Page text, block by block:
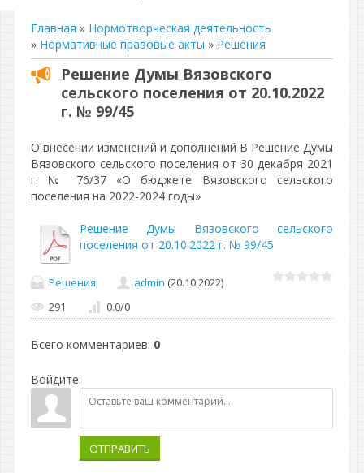
Главная » Нормотворческая деятельность
» Нормативные правовые акты » Решения
Решение Думы Вязовского
сельского поселения от 20.10.2022
г. № 99/45
О внесении изменений и дополнений В Решение Думы
Вязовского сельского поселения от 30 декабря 2021
г. № 76/37 «О бюджете Вязовского сельского
поселения на 2022-2024 годы»
Решение Думы Вязовского сельского
поселения от 20.10.2022 г. № 99/45
Решения admin (20.10.2022)
291
0.0/0
Всего комментариев: 0
Войдите:
ОТПРАВИТЬ